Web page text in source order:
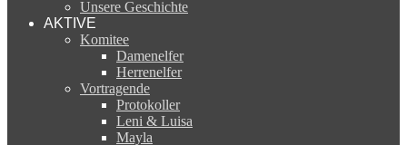
Unsere Geschichte
AKTIVE
Komitee
Damenelfer
Herrenelfer
Vortragende
Protokoller
Leni & Luisa
Mayla